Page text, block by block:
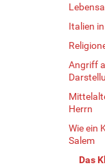
Italien
Angriff
Herrn
Wie ein
Salem
Das